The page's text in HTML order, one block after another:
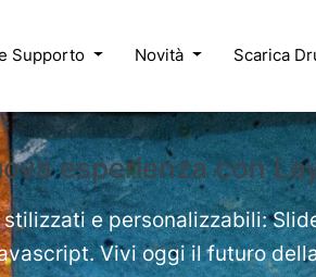
Supporto Novità Scarica
esperienza con
e personalizzabili:
Vivi oggi il futuro